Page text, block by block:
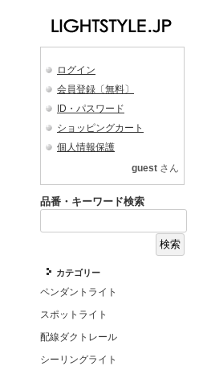
ログイン
会員登録〔無料〕
ID・パスワード
ショッピングカート
個人情報保護
guest さん
品番・キーワード検索
カテゴリー
ペンダントライト
スポットライト
配線ダクトレール
シーリングライト